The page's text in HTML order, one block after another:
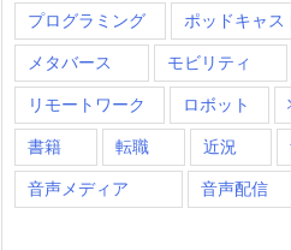
プログラミング ポッドキャス
メタバース モビリティ
リモートワーク ロボット
書籍 転職 近況
音声メディア 音声配信